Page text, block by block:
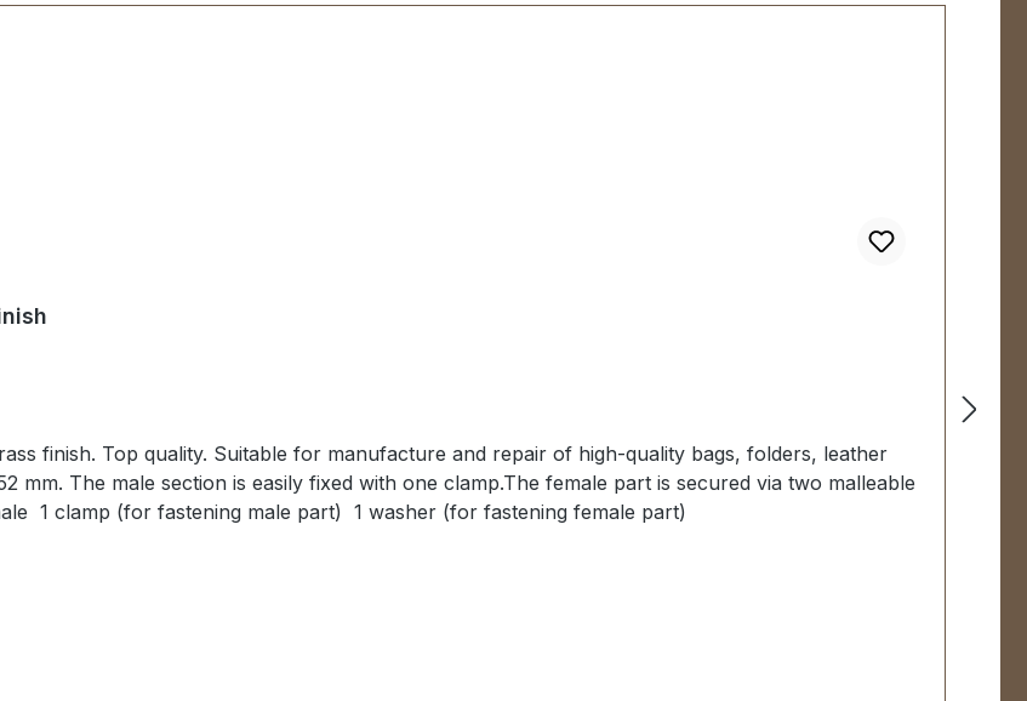
finish. Top quality. Suitable for manufacture and repair of high-quality bags, folders, leather
mm. The male section is easily fixed with one clamp.The female part is secured via two malleable
1 clamp (for fastening male part) 1 washer (for fastening female part)